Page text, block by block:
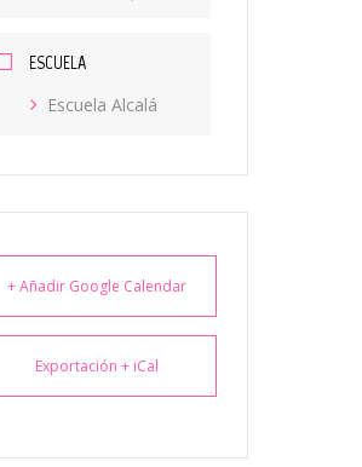
ESCUELA
Escuela Alcalá
+ Añadir Google Calendar
Exportación + iCal